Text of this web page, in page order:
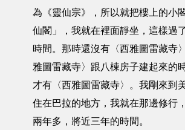
為《靈仙宗》，所以就把樓上的小
仙閣」，我就在裡面靜坐，這樣過
時間。那時還沒有〈西雅圖雷藏寺
雅圖雷藏寺〉跟八棟房子建起來的
才有〈西雅圖雷藏寺〉。我剛來到
住在巴拉的地方，我就在那邊修行
兩年多，將近三年的時間。